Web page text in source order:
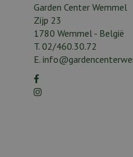
Garden Center Wemmel
Zijp 23
1780 Wemmel - België
T. 02/460.30.72
E.